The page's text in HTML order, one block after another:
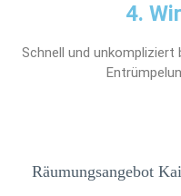
4.
Schnell und
Räumungsangebot